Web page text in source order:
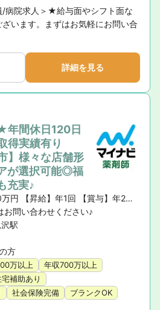
/病院求人＞★給与面やシフト面な
います。まずはお気軽にお問い合
詳細を見る
間休日120日
得実績有り
】様々な店舗形
が選択可能◎福
充実♪
年収360万円 〜 700万円 【昇給】年1回 【賞与】年2回（6月／12月）※支給額は個人評価、支店業績、会社業績により決定
問い合わせください♪
駅
方
万以上
年収700万以上
補助あり
社会保険完備 ブランクOK